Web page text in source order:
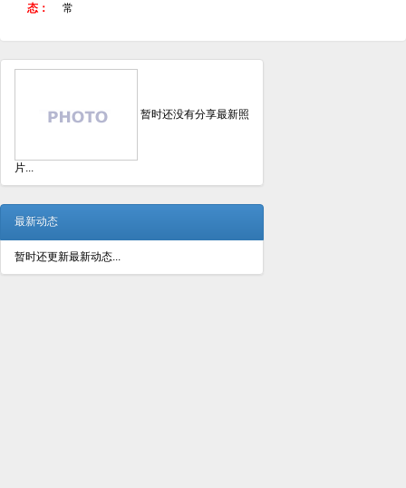
态：
常
暂时还没有分享最新照
片...
最新动态
暂时还更新最新动态...